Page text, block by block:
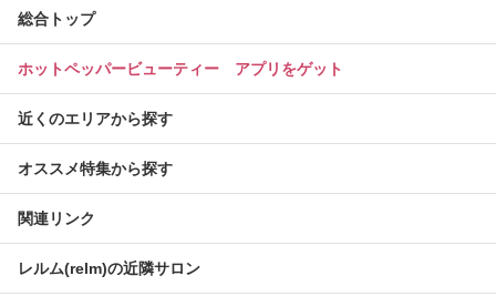
総合トップ
ホットペッパービューティー アプリをゲット
近くのエリアから探す
オススメ特集から探す
関連リンク
レルム(relm)の近隣サロン